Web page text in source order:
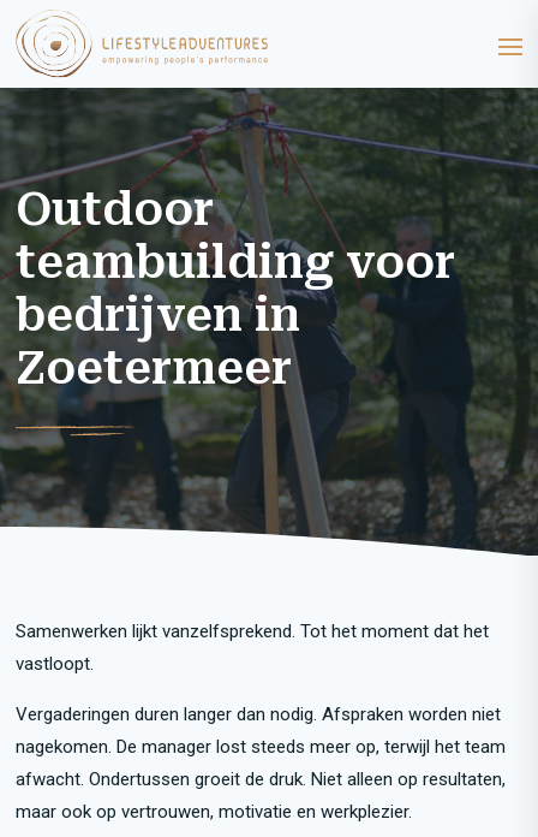
Outdoor
teambuilding voor
bedrijven in
Zoetermeer
Samenwerken lijkt vanzelfsprekend. Tot het moment dat het
vastloopt.
Vergaderingen duren langer dan nodig. Afspraken worden niet
nagekomen. De manager lost steeds meer op, terwijl het team
afwacht. Ondertussen groeit de druk. Niet alleen op resultaten,
maar ook op vertrouwen, motivatie en werkplezier.